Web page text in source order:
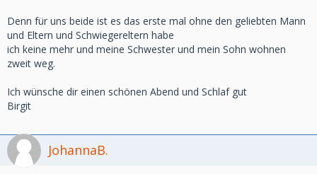
Denn für uns beide ist es das erste mal ohne den geliebten Mann
und Eltern und Schwiegereltern habe
ich keine mehr und meine Schwester und mein Sohn wohnen
zweit weg.
Ich wünsche dir einen schönen Abend und Schlaf gut
Birgit
JohannaB.